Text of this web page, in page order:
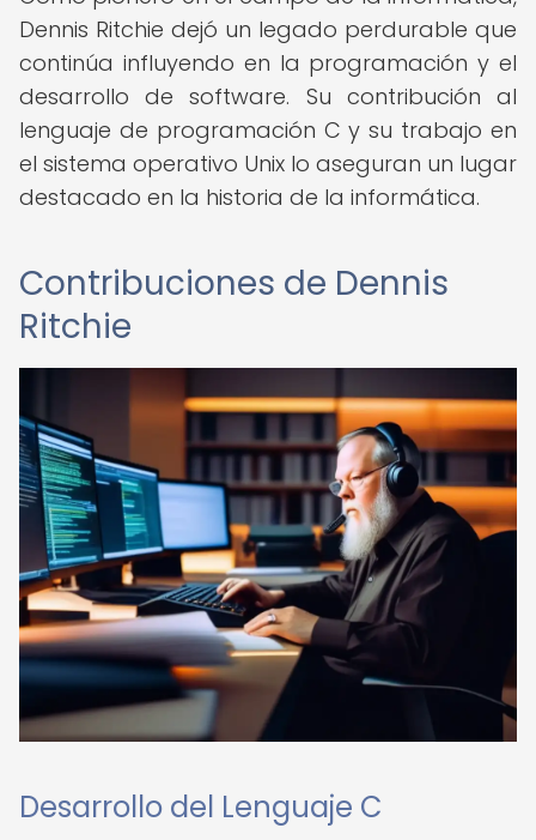
Dennis Ritchie dejó un legado perdurable que
continúa influyendo en la programación y el
desarrollo de software. Su contribución al
lenguaje de programación C y su trabajo en
el sistema operativo Unix lo aseguran un lugar
destacado en la historia de la informática.
Contribuciones de Dennis
Ritchie
Desarrollo del Lenguaje C